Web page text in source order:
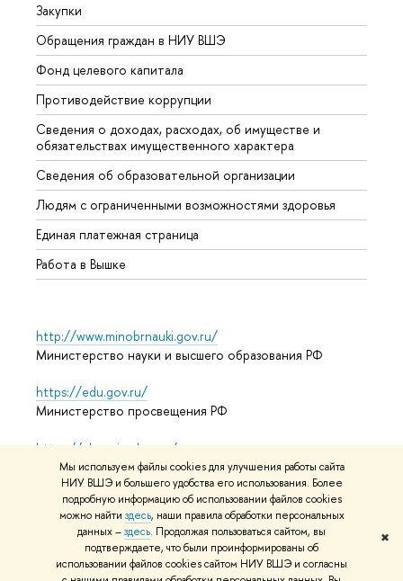
Мы используем файлы cookies для улучшения работы сайта
НИУ ВШЭ и большего удобства его использования. Более
подробную информацию об использовании файлов cookies
можно найти здесь, наши правила обработки персональных
данных –здесь. Продолжая пользоваться сайтом, вы
подтверждаете, что были проинформированы об
использовании файлов cookies сайтом НИУ ВШЭ и согласны
✖
Закупки
Обращения граждан в НИУ ВШЭ
Фонд целевого капитала
Противодействие коррупции
Сведения о доходах, расходах, об имуществе и
обязательствах имущественного характера
Сведения об образовательной организации
Людям с ограниченными возможностями здоровья
Единая платежная страница
Работа в Вышке
http://www.minobrnauki.gov.ru/
Министерство науки и высшего образования РФ
https://edu.gov.ru/
Министерство просвещения РФ
https://elearning.hse.ru/mooc
Массовые открытые онлайн-курсы
© НИУ ВШЭ 1993–2026 Адреса и контактыУсловия
использования материаловПолитика конфиденциальности
Карта сайта